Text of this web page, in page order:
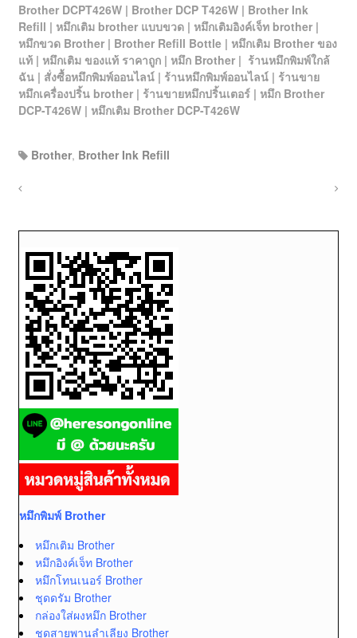
Brother DCPT426W | Brother DCP T426W | Brother Ink
Refill | หมึกเติม brother แบบขวด | หมึกเติมอิงค์เจ็ท brother |
หมึกขวด Brother | Brother Refill Bottle | หมึกเติม Brother ของ
แท้ | หมึกเติม ของแท้ ราคาถูก | หมึก Brother | ร้านหมึกพิมพ์ใกล้
ฉัน | สั่งซื้อหมึกพิมพ์ออนไลน์ | ร้านหมึกพิมพ์ออนไลน์ | ร้านขาย
หมึกเครื่องปริ้น brother | ร้านขายหมึกปริ้นเตอร์ | หมึก Brother
DCP-T426W| หมึกเติม Brother DCP-T426W
Brother, Brother Ink Refill
หมึกพิมพ์ Brother
หมึกเติม Brother
หมึกอิงค์เจ็ท Brother
หมึกโทนเนอร์ Brother
ชุดดรัม Brother
กล่องใส่ผงหมึก Brother
ชุดสายพานลำเลียง Brother